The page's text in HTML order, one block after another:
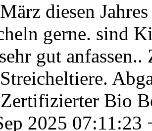
diesen
gerne. sind
gut
Bio
2025 07:11:23